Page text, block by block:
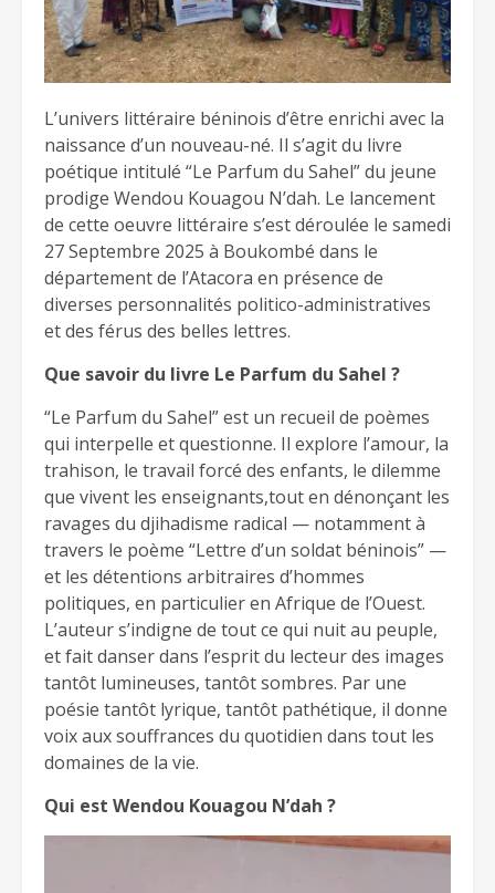
L’univers littéraire béninois d’être enrichi avec la
naissance d’un nouveau-né. Il s’agit du livre
poétique intitulé “Le Parfum du Sahel” du jeune
prodige Wendou Kouagou N’dah. Le lancement
de cette oeuvre littéraire s’est déroulée le samedi
27 Septembre 2025 à Boukombé dans le
département de l’Atacora en présence de
diverses personnalités politico-administratives
et des férus des belles lettres.
Que savoir du livre Le Parfum du Sahel ?
“Le Parfum du Sahel” est un recueil de poèmes
qui interpelle et questionne. Il explore l’amour, la
trahison, le travail forcé des enfants, le dilemme
que vivent les enseignants,tout en dénonçant les
ravages du djihadisme radical — notamment à
travers le poème “Lettre d’un soldat béninois” —
et les détentions arbitraires d’hommes
politiques, en particulier en Afrique de l’Ouest.
L’auteur s’indigne de tout ce qui nuit au peuple,
et fait danser dans l’esprit du lecteur des images
tantôt lumineuses, tantôt sombres. Par une
poésie tantôt lyrique, tantôt pathétique, il donne
voix aux souffrances du quotidien dans tout les
domaines de la vie.
Qui est Wendou Kouagou N’dah ?